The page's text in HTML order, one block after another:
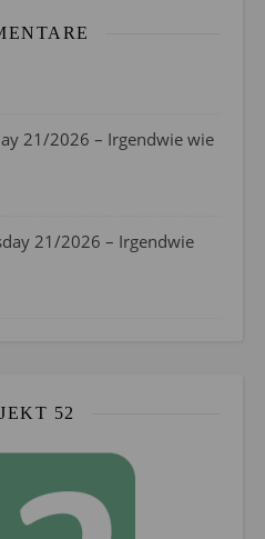
21/2026 – Irgendwie wie
21/2026 – Irgendwie
52